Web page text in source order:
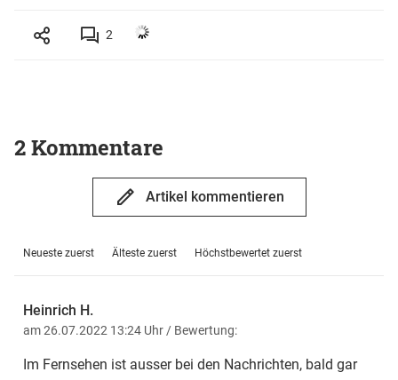
2
2 Kommentare
Artikel kommentieren
Neueste zuerst Älteste zuerst Höchstbewertet zuerst
Heinrich H.
am 26.07.2022 13:24 Uhr / Bewertung:
Im Fernsehen ist ausser bei den Nachrichten, bald gar